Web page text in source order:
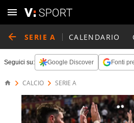
SERIE A CALENDARIO
Seguici su: Google Discover Fonti
CALCIO SERIE A